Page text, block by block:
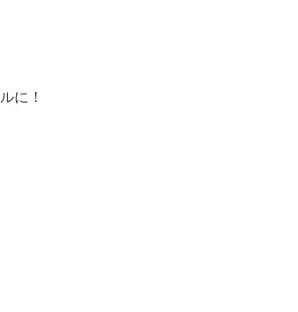
に！